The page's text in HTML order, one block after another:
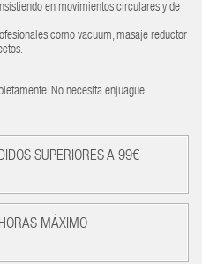
en movimientos circulares y de
como vacuum, masaje reductor
No necesita enjuague.
SUPERIORES A 99€
MÁXIMO